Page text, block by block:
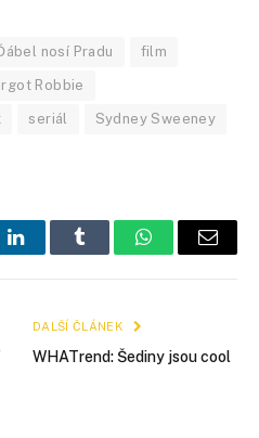
nosí Pradu film
Robbie
seriál Sydney Sweeney
LinkedInTumblr WhatsApp
E-
DALŠÍ ČLÁNEK
WHATrend: Šediny jsou cool